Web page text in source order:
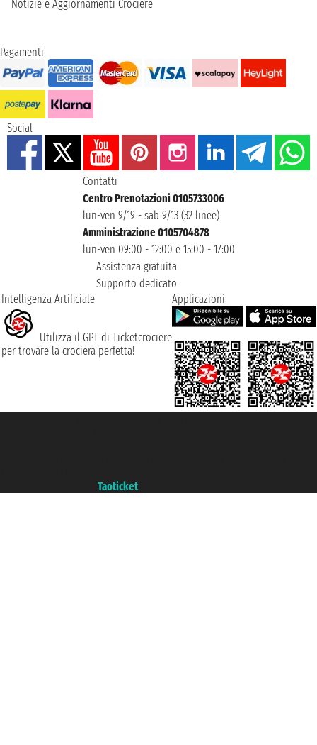
Notizie e Aggiornamenti Crociere
Pagamenti
Social
Contatti
Centro Prenotazioni 0105733006
lun-ven 9/19 - sab 9/13 (32 linee)
Amministrazione 0105704878
lun-ven 09:00 - 12:00 e 15:00 - 17:00
Assistenza gratuita
Supporto dedicato
Intelligenza Artificiale
Utilizza il GPT di Ticketcrociere
per trovare la crociera perfetta!
Applicazioni
Taoticket